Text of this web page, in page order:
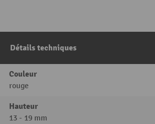
Détails techniques
Couleur
rouge
Hauteur
13 - 19 mm